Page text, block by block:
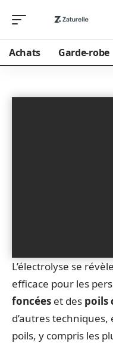
Achats Garde-robe
L’électrolyse se
efficace pour les
foncées et des poils
d’autres techniques,
poils, y compris les